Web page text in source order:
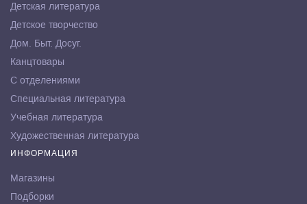
Детская литература
Детское творчество
Дом. Быт. Досуг.
Канцтовары
С отделениями
Специальная литература
Учебная литература
Художественная литература
ИНФОРМАЦИЯ
Магазины
Подборки